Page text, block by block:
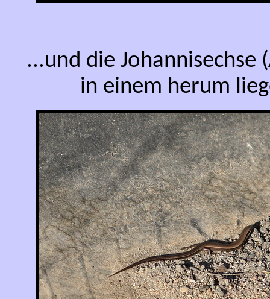
...und die Johannisechse (
in einem herum